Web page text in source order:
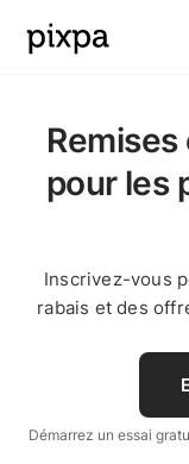
pour les
Inscrivez-vous
rabais et des
Démarrez un essai